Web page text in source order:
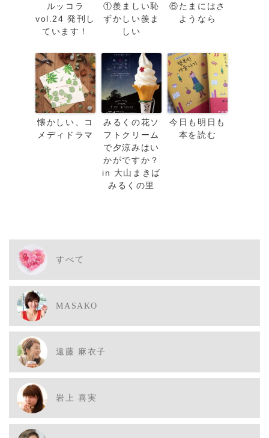
ルッコラ
vol.24 発刊し
ています！
①羨ましい恥
ずかしい羨ま
しい
⑥たまにはさ
ようなら
懐かしい、コ
メディドラマ
みるくの花ソ
フトクリーム
で夕涼みはい
かがですか？
in 大山まきば
みるくの里
今日も明日も
本を読む
すべて
MASAKO
遠藤 麻衣子
岩上 喜実